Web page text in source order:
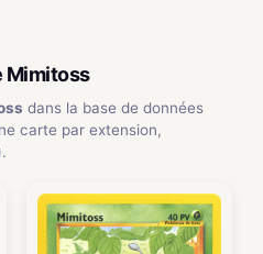
Mimitoss
dans la base de données
carte par extension,